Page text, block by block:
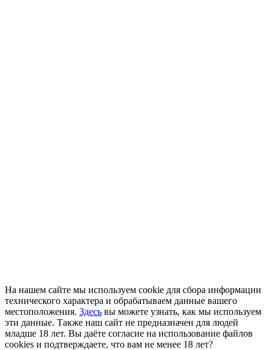
На нашем сайте мы используем cookie для сбора информации
технического характера и обрабатываем данные вашего
местоположения. Здесь вы можете узнать, как мы используем
эти данные. Также наш сайт не предназначен для людей
младше 18 лет. Вы даёте согласие на использование файлов
cookies и подтверждаете, что вам не менее 18 лет?